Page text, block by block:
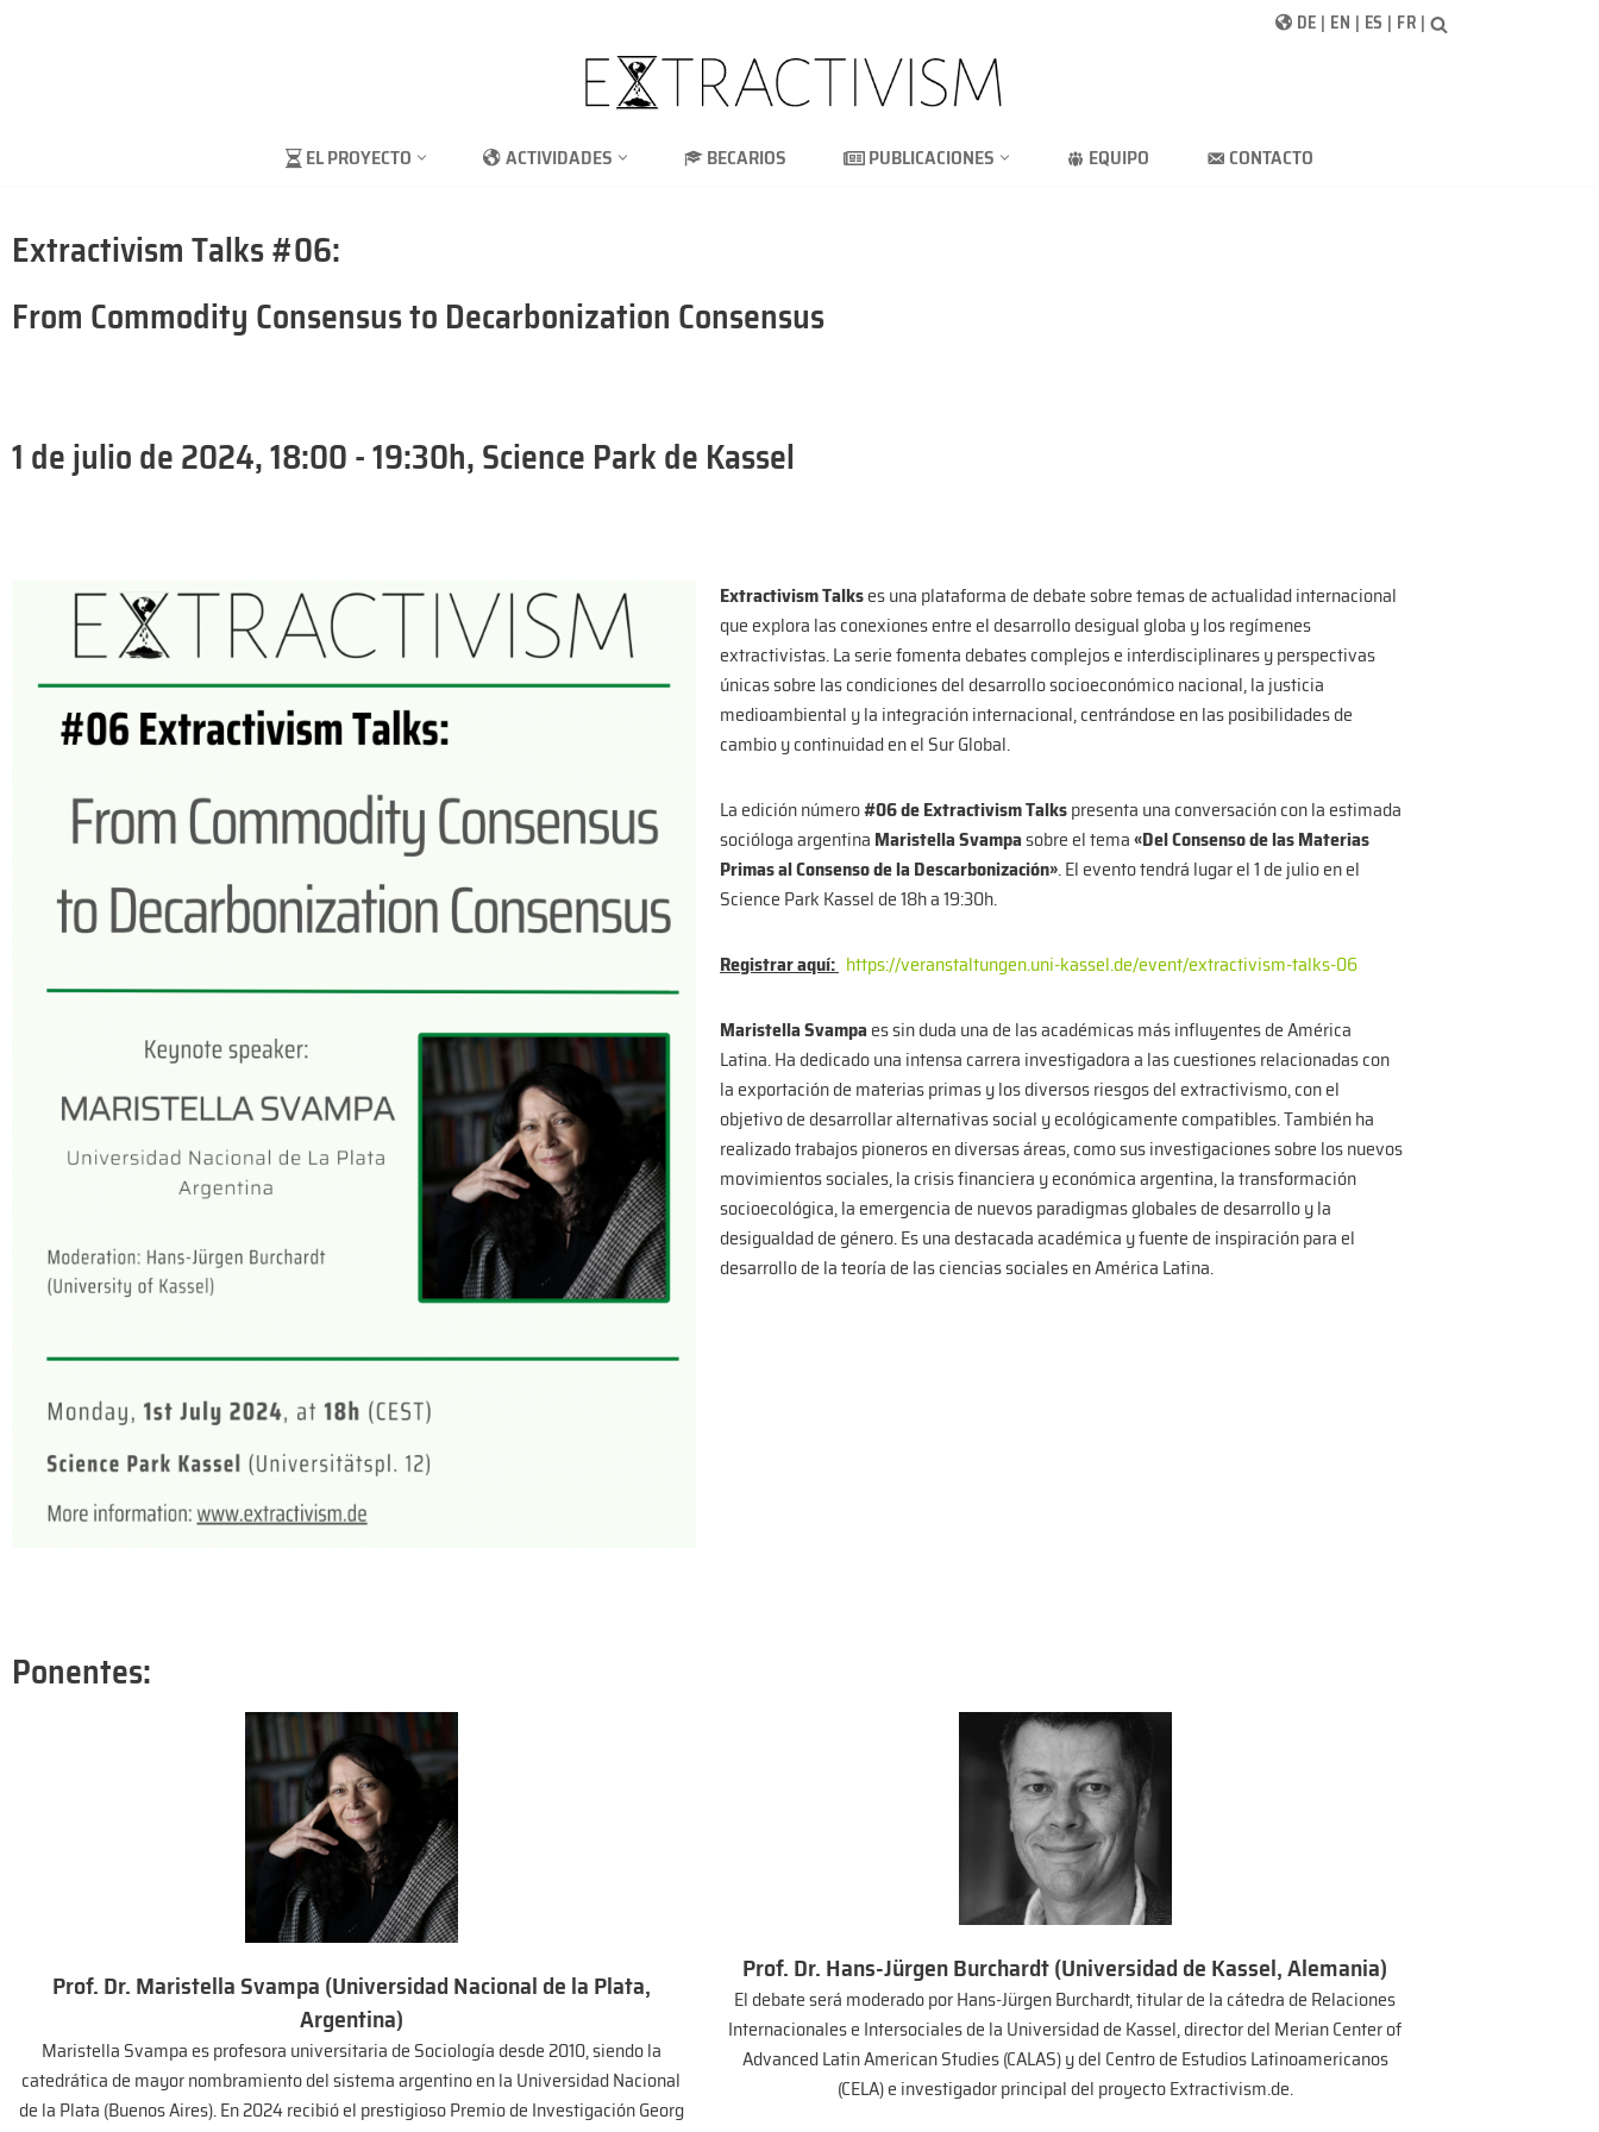
DE | EN | ES | FR |
EL PROYECTO ACTIVIDADES BECARIOS PUBLICACIONES EQUIPO CONTACTO
Extractivism Talks #06:
From Commodity Consensus to Decarbonization Consensus
1 de julio de 2024, 18:00 - 19:30h, Science Park de Kassel
Extractivism Talkses una plataforma de debate sobre temas de actualidad internacional
que explora las conexiones entre el desarrollo desigual globa y los regímenes
extractivistas. La serie fomenta debates complejos e interdisciplinares y perspectivas
únicas sobre las condiciones del desarrollo socioeconómico nacional, la justicia
medioambiental y la integración internacional, centrándose en las posibilidades de
cambio y continuidad en el Sur Global.
La edición número#06 de Extractivism Talkspresenta una conversación con la estimada
socióloga argentina Maristella Svampasobre el tema«Del Consenso de las Materias
Primas al Consenso de la Descarbonización». El evento tendrá lugar el 1 de julio en el
Science Park Kassel de 18h a 19:30h.
Registrar aquí: https://veranstaltungen.uni-kassel.de/event/extractivism-talks-06
Maristella Svampaes sin duda una de las académicas más influyentes de América
Latina. Ha dedicado una intensa carrera investigadora a las cuestiones relacionadas con
la exportación de materias primas y los diversos riesgos del extractivismo, con el
objetivo de desarrollar alternativas social y ecológicamente compatibles. También ha
realizado trabajos pioneros en diversas áreas, como sus investigaciones sobre los nuevos
movimientos sociales, la crisis financiera y económica argentina, la transformación
socioecológica, la emergencia de nuevos paradigmas globales de desarrollo y la
desigualdad de género. Es una destacada académica y fuente de inspiración para el
desarrollo de la teoría de las ciencias sociales en América Latina.
Ponentes:
Prof. Dr. Maristella Svampa (Universidad Nacional de la Plata,
Argentina)
Maristella Svampa es profesora universitaria de Sociología desde 2010, siendo la
catedrática de mayor nombramiento del sistema argentino en la Universidad Nacional
de la Plata (Buenos Aires). En 2024 recibió el prestigioso Premio de Investigación Georg
Prof. Dr. Hans-Jürgen Burchardt (Universidad de Kassel, Alemania)
El debate será moderado por Hans-Jürgen Burchardt, titular de la cátedra de Relaciones
Internacionales e Intersociales de la Universidad de Kassel, director del Merian Center of
Advanced Latin American Studies (CALAS) y del Centro de Estudios Latinoamericanos
(CELA) e investigador principal del proyecto Extractivism.de.